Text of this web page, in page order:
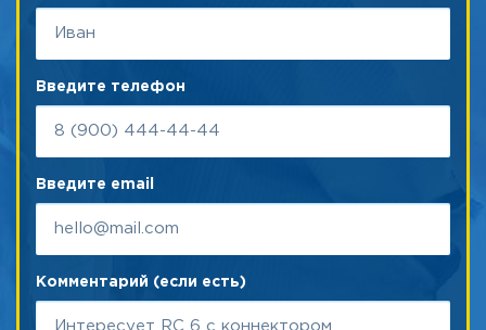
Введите телефон
Введите email
Комментарий (если есть)